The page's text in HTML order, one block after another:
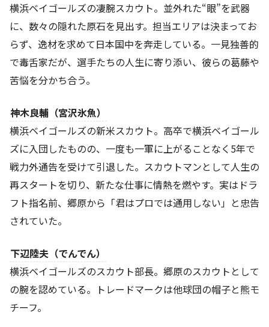
横浜ベイゴールズの凄腕スカウト。並外れた“眼”を武器
に、数々の隠れた原石を見出す。担当エリアは決まってお
らず、逸材を求めて日本国中を奔走している。一見独善的
で毒舌家だが、選手たちの人生に寄り添い、彼らの葛藤や
苦悩を分かち合う。
神木良輔（宮沢氷魚）
横浜ベイゴールズの新米スカウト。高卒で横浜ベイゴール
ズに入団したものの、一度も一軍に上がることなく5年で
戦力外通告を受けて引退した。スカウトマンとして人生の
再スタートを切り、新たな仕事に情熱を燃やす。実はドラ
フト指名前、郷原から「君はプロでは通用しない」と忠告
されていた。
下辺陸夫（でんでん）
横浜ベイゴールズのスカウト部長。郷原のスカウトとして
の腕を認めている。トレードマークは他球団の帽子と熊モ
チーフ。